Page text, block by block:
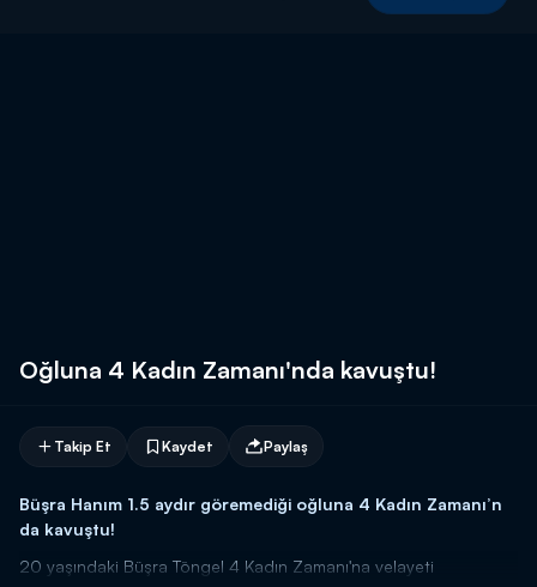
Oğluna 4 Kadın Zamanı'nda kavuştu!
Takip Et Kaydet Paylaş
Büşra Hanım 1.5 aydır göremediği oğluna 4 Kadın Zamanı’n
da kavuştu!
20 yaşındaki Büşra Töngel 4 Kadın Zamanı'na velayeti